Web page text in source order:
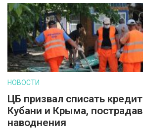
НОВОСТИ
ЦБ призвал списать
Кубани и Крыма,
наводнения